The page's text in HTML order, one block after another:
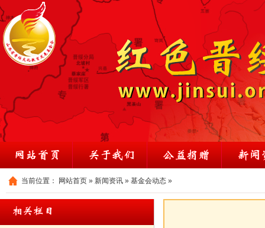
当前位置： 网站首页 » 新闻资讯 » 基金会动态 »